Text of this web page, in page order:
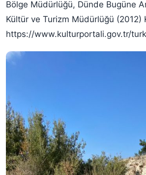
Bölge Müdürlüğü, Dünde Bugüne
Kültür ve Turizm Müdürlüğü (2012)
https://www.kulturportali.gov.tr/